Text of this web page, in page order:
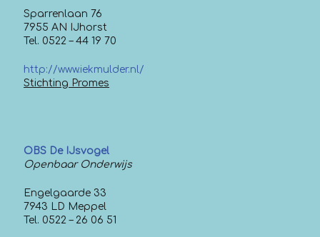
Sparrenlaan 76
7955 AN IJhorst
Tel. 0522 – 44 19 70
http://www.iekmulder.nl/
Stichting Promes
OBS De IJsvogel
Openbaar Onderwijs
Engelgaarde 33
7943 LD Meppel
Tel. 0522 – 26 06 51